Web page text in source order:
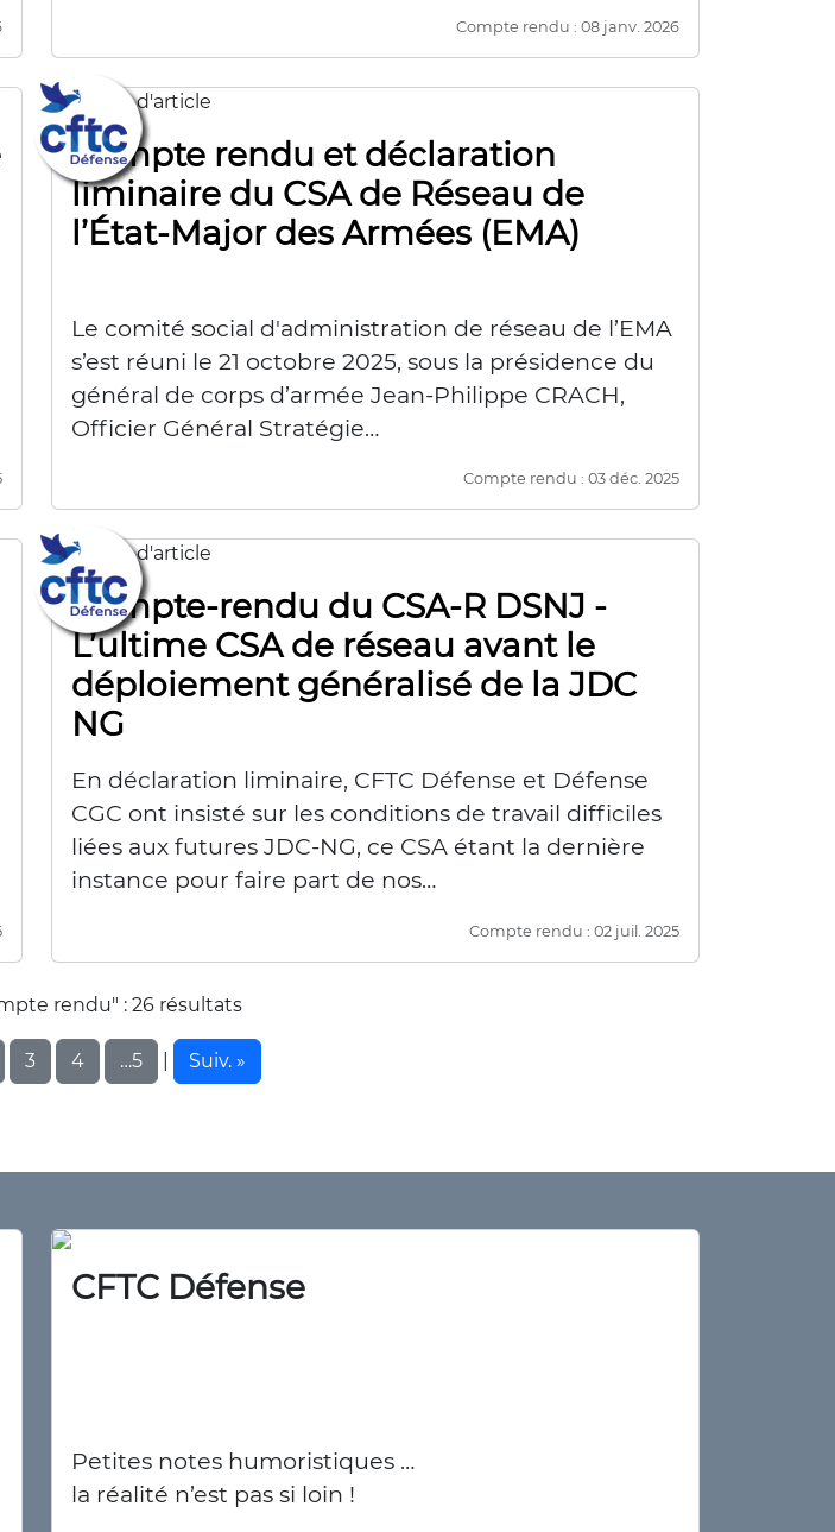
Compte rendu : 08 janv. 2026
Compte rendu et déclaration
liminaire du CSA de Réseau de
l’État-Major des Armées (EMA)
Le comité social d'administration de réseau de l’EMA
s’est réuni le 21 octobre 2025, sous la présidence du
général de corps d’armée Jean-Philippe CRACH,
Officier Général Stratégie…
Compte rendu : 03 déc. 2025
Compte-rendu du CSA-R DSNJ -
L’ultime CSA de réseau avant le
déploiement généralisé de la JDC
NG
En déclaration liminaire, CFTC Défense et Défense
CGC ont insisté sur les conditions de travail difficiles
liées aux futures JDC-NG, ce CSA étant la dernière
instance pour faire part de nos…
Compte rendu : 02 juil. 2025
rendu" : 26 résultats
3 4 …5 Suiv. »